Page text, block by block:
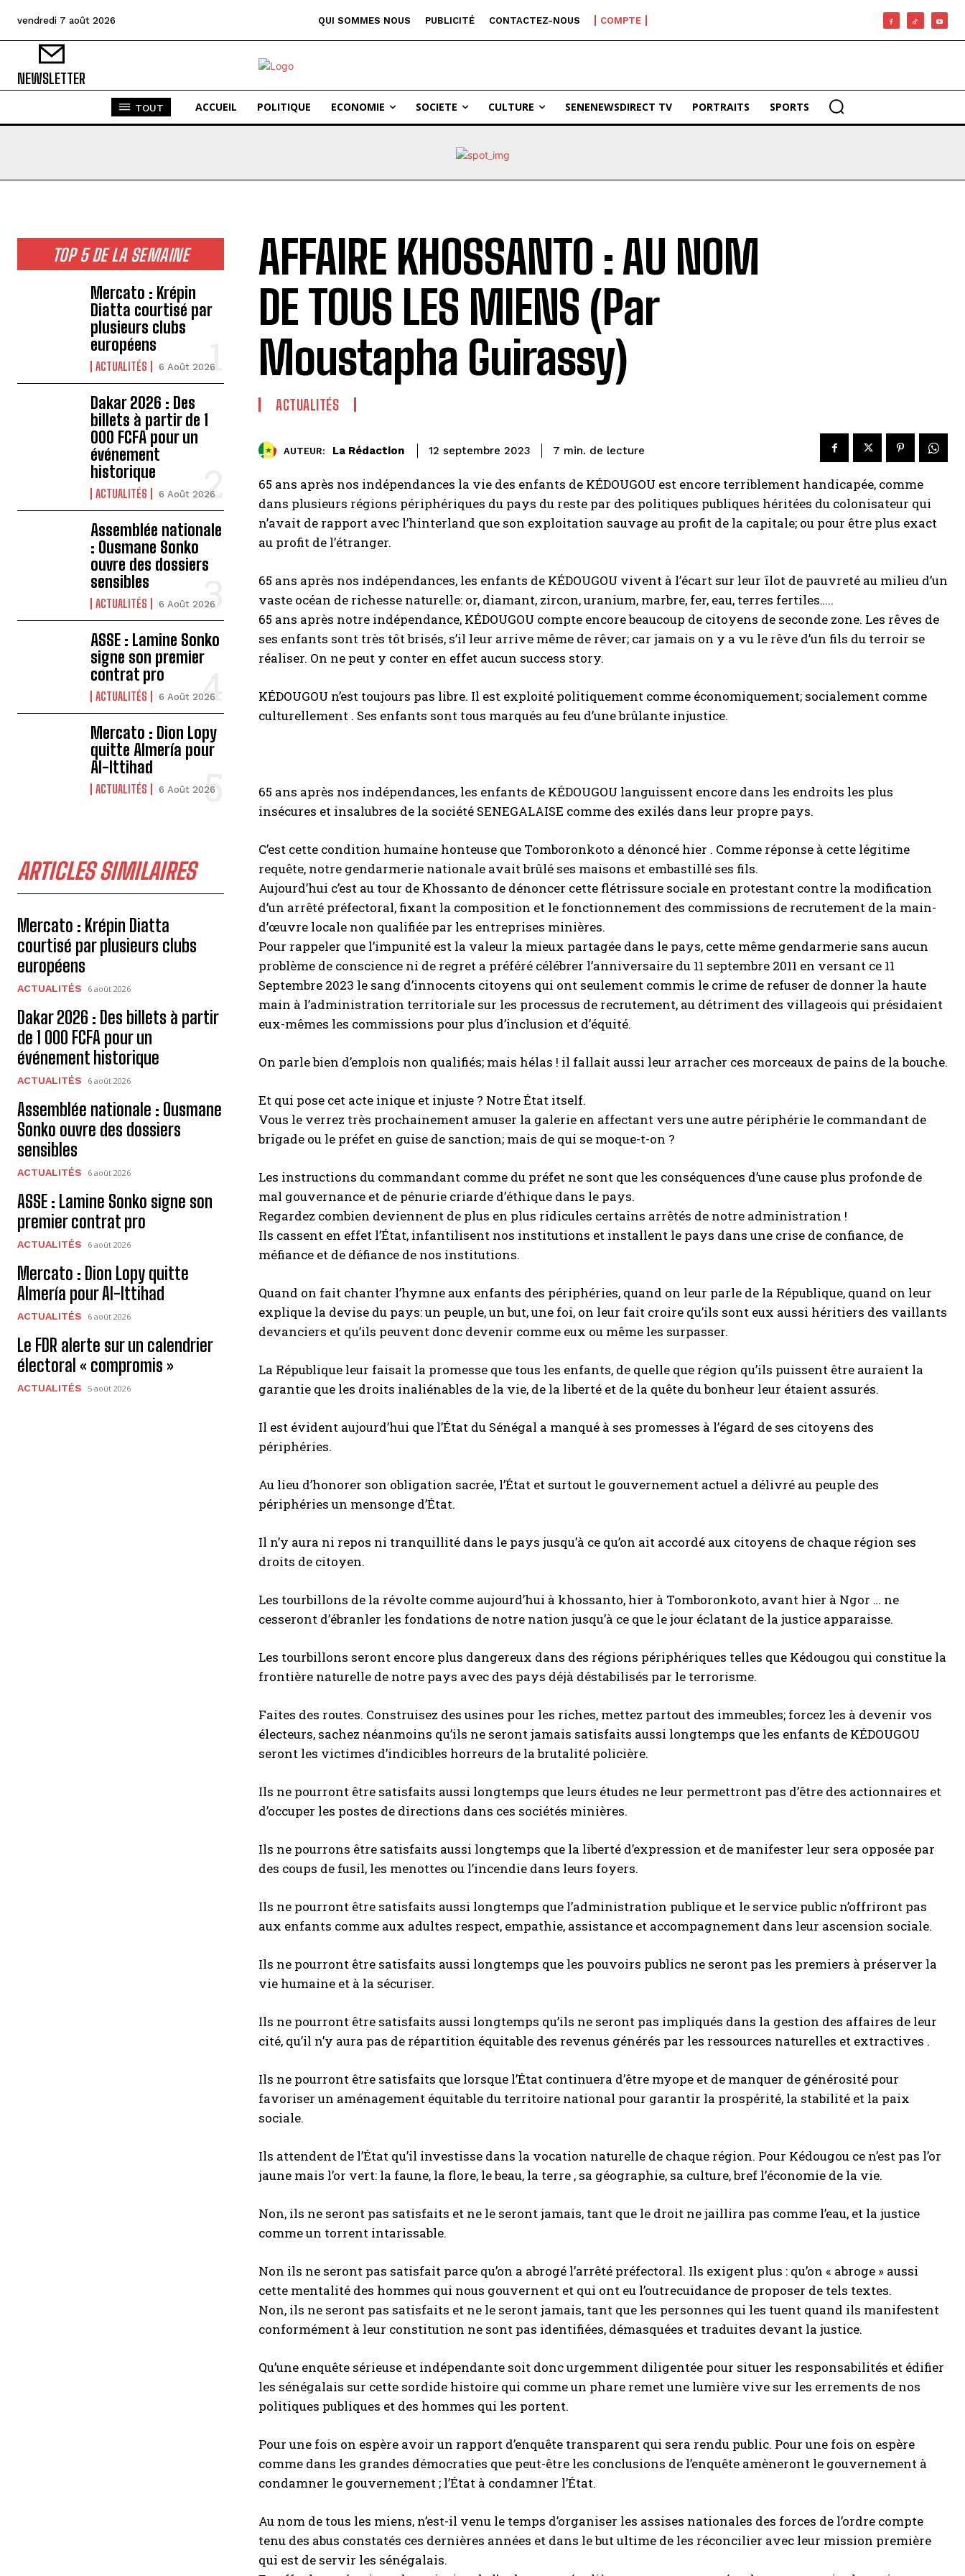
vendredi 7 août 2026 QUI SOMMES NOUS PUBLICITÉ CONTACTEZ-NOUS COMPTE
NEWSLETTER
TOUT ACCUEIL POLITIQUE ECONOMIE SOCIETE CULTURE SENENEWSDIRECT TV PORTRAITS SPORTS
TOP 5 DE LA SEMAINE
Mercato : Krépin
Diatta courtisé par
plusieurs clubs
européens
ACTUALITÉS 6 Août 2026
Dakar 2026 : Des
billets à partir de 1
000 FCFA pour un
événement
historique
ACTUALITÉS 6 Août 2026
Assemblée nationale
: Ousmane Sonko
ouvre des dossiers
sensibles
ACTUALITÉS 6 Août 2026
ASSE : Lamine Sonko
signe son premier
contrat pro
ACTUALITÉS 6 Août 2026
Mercato : Dion Lopy
quitte Almería pour
Al-Ittihad
ACTUALITÉS 6 Août 2026
ARTICLES SIMILAIRES
Mercato : Krépin Diatta
courtisé par plusieurs clubs
européens
ACTUALITÉS 6 août 2026
Dakar 2026 : Des billets à partir
de 1 000 FCFA pour un
événement historique
ACTUALITÉS 6 août 2026
Assemblée nationale : Ousmane
Sonko ouvre des dossiers
sensibles
ACTUALITÉS 6 août 2026
ASSE : Lamine Sonko signe son
premier contrat pro
ACTUALITÉS 6 août 2026
Mercato : Dion Lopy quitte
Almería pour Al-Ittihad
ACTUALITÉS 6 août 2026
Le FDR alerte sur un calendrier
électoral « compromis »
ACTUALITÉS 5 août 2026
AFFAIRE KHOSSANTO : AU NOM
DE TOUS LES MIENS (Par
Moustapha Guirassy)
ACTUALITÉS
AUTEUR: La Rédaction 12 septembre 2023 7 min. de lecture
65 ans après nos indépendances la vie des enfants de KÉDOUGOU est encore terriblement handicapée, comme
dans plusieurs régions périphériques du pays du reste par des politiques publiques héritées du colonisateur qui
n’avait de rapport avec l’hinterland que son exploitation sauvage au profit de la capitale; ou pour être plus exact
au profit de l’étranger.
65 ans après nos indépendances, les enfants de KÉDOUGOU vivent à l’écart sur leur îlot de pauvreté au milieu d’un
vaste océan de richesse naturelle: or, diamant, zircon, uranium, marbre, fer, eau, terres fertiles…..
65 ans après notre indépendance, KÉDOUGOU compte encore beaucoup de citoyens de seconde zone. Les rêves de
ses enfants sont très tôt brisés, s’il leur arrive même de rêver; car jamais on y a vu le rêve d’un fils du terroir se
réaliser. On ne peut y conter en effet aucun success story.
KÉDOUGOU n’est toujours pas libre. Il est exploité politiquement comme économiquement; socialement comme
culturellement . Ses enfants sont tous marqués au feu d’une brûlante injustice.
65 ans après nos indépendances, les enfants de KÉDOUGOU languissent encore dans les endroits les plus
insécures et insalubres de la société SENEGALAISE comme des exilés dans leur propre pays.
C’est cette condition humaine honteuse que Tomboronkoto a dénoncé hier . Comme réponse à cette légitime
requête, notre gendarmerie nationale avait brûlé ses maisons et embastillé ses fils.
Aujourd’hui c’est au tour de Khossanto de dénoncer cette flétrissure sociale en protestant contre la modification
d’un arrêté préfectoral, fixant la composition et le fonctionnement des commissions de recrutement de la main-
d’œuvre locale non qualifiée par les entreprises minières.
Pour rappeler que l’impunité est la valeur la mieux partagée dans le pays, cette même gendarmerie sans aucun
problème de conscience ni de regret a préféré célébrer l’anniversaire du 11 septembre 2011 en versant ce 11
Septembre 2023 le sang d’innocents citoyens qui ont seulement commis le crime de refuser de donner la haute
main à l’administration territoriale sur les processus de recrutement, au détriment des villageois qui présidaient
eux-mêmes les commissions pour plus d’inclusion et d’équité.
On parle bien d’emplois non qualifiés; mais hélas ! il fallait aussi leur arracher ces morceaux de pains de la bouche.
Et qui pose cet acte inique et injuste ? Notre État itself.
Vous le verrez très prochainement amuser la galerie en affectant vers une autre périphérie le commandant de
brigade ou le préfet en guise de sanction; mais de qui se moque-t-on ?
Les instructions du commandant comme du préfet ne sont que les conséquences d’une cause plus profonde de
mal gouvernance et de pénurie criarde d’éthique dans le pays.
Regardez combien deviennent de plus en plus ridicules certains arrêtés de notre administration !
Ils cassent en effet l’État, infantilisent nos institutions et installent le pays dans une crise de confiance, de
méfiance et de défiance de nos institutions.
Quand on fait chanter l’hymne aux enfants des périphéries, quand on leur parle de la République, quand on leur
explique la devise du pays: un peuple, un but, une foi, on leur fait croire qu’ils sont eux aussi héritiers des vaillants
devanciers et qu’ils peuvent donc devenir comme eux ou même les surpasser.
La République leur faisait la promesse que tous les enfants, de quelle que région qu’ils puissent être auraient la
garantie que les droits inaliénables de la vie, de la liberté et de la quête du bonheur leur étaient assurés.
Il est évident aujourd’hui que l’État du Sénégal a manqué à ses promesses à l’égard de ses citoyens des
périphéries.
Au lieu d’honorer son obligation sacrée, l’État et surtout le gouvernement actuel a délivré au peuple des
périphéries un mensonge d’État.
Il n’y aura ni repos ni tranquillité dans le pays jusqu’à ce qu’on ait accordé aux citoyens de chaque région ses
droits de citoyen.
Les tourbillons de la révolte comme aujourd’hui à khossanto, hier à Tomboronkoto, avant hier à Ngor … ne
cesseront d’ébranler les fondations de notre nation jusqu’à ce que le jour éclatant de la justice apparaisse.
Les tourbillons seront encore plus dangereux dans des régions périphériques telles que Kédougou qui constitue la
frontière naturelle de notre pays avec des pays déjà déstabilisés par le terrorisme.
Faites des routes. Construisez des usines pour les riches, mettez partout des immeubles; forcez les à devenir vos
électeurs, sachez néanmoins qu’ils ne seront jamais satisfaits aussi longtemps que les enfants de KÉDOUGOU
seront les victimes d’indicibles horreurs de la brutalité policière.
Ils ne pourront être satisfaits aussi longtemps que leurs études ne leur permettront pas d’être des actionnaires et
d’occuper les postes de directions dans ces sociétés minières.
Ils ne pourrons être satisfaits aussi longtemps que la liberté d’expression et de manifester leur sera opposée par
des coups de fusil, les menottes ou l’incendie dans leurs foyers.
Ils ne pourront être satisfaits aussi longtemps que l’administration publique et le service public n’offriront pas
aux enfants comme aux adultes respect, empathie, assistance et accompagnement dans leur ascension sociale.
Ils ne pourront être satisfaits aussi longtemps que les pouvoirs publics ne seront pas les premiers à préserver la
vie humaine et à la sécuriser.
Ils ne pourront être satisfaits aussi longtemps qu’ils ne seront pas impliqués dans la gestion des affaires de leur
cité, qu’il n’y aura pas de répartition équitable des revenus générés par les ressources naturelles et extractives .
Ils ne pourront être satisfaits que lorsque l’État continuera d’être myope et de manquer de générosité pour
favoriser un aménagement équitable du territoire national pour garantir la prospérité, la stabilité et la paix
sociale.
Ils attendent de l’État qu’il investisse dans la vocation naturelle de chaque région. Pour Kédougou ce n’est pas l’or
jaune mais l’or vert: la faune, la flore, le beau, la terre , sa géographie, sa culture, bref l’économie de la vie.
Non, ils ne seront pas satisfaits et ne le seront jamais, tant que le droit ne jaillira pas comme l’eau, et la justice
comme un torrent intarissable.
Non ils ne seront pas satisfait parce qu’on a abrogé l’arrêté préfectoral. Ils exigent plus : qu’on « abroge » aussi
cette mentalité des hommes qui nous gouvernent et qui ont eu l’outrecuidance de proposer de tels textes.
Non, ils ne seront pas satisfaits et ne le seront jamais, tant que les personnes qui les tuent quand ils manifestent
conformément à leur constitution ne sont pas identifiées, démasquées et traduites devant la justice.
Qu’une enquête sérieuse et indépendante soit donc urgemment diligentée pour situer les responsabilités et édifier
les sénégalais sur cette sordide histoire qui comme un phare remet une lumière vive sur les errements de nos
politiques publiques et des hommes qui les portent.
Pour une fois on espère avoir un rapport d’enquête transparent qui sera rendu public. Pour une fois on espère
comme dans les grandes démocraties que peut-être les conclusions de l’enquête amèneront le gouvernement à
condamner le gouvernement ; l’État à condamner l’État.
Au nom de tous les miens, n’est-il venu le temps d’organiser les assises nationales des forces de l’ordre compte
tenu des abus constatés ces dernières années et dans le but ultime de les réconcilier avec leur mission première
qui est de servir les sénégalais.